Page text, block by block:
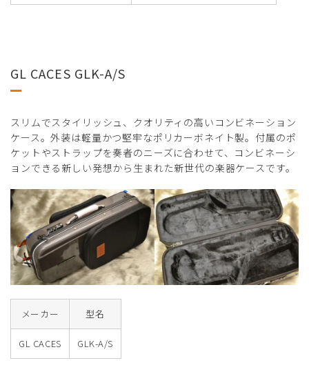
GL CACES GLK-A/S
スリムでスタイリッシュ、クオリティの高いコンビネーション
ケース。外装は軽量かつ堅牢なポリカーボネイト製。付属のポ
ケットやストラップを奏者のニーズに合わせて、コンビネーシ
ョンできる新しい発想から生まれた新世代の楽器ケースです。
メーカー 型名
GL CACES GLK-A/S